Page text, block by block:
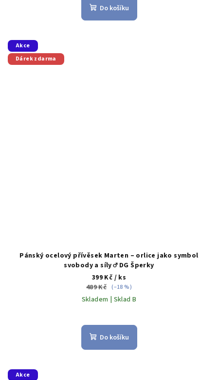
Do košíku
Akce
Dárek zdarma
Pánský ocelový přívěsek Marten – orlice jako symbol
svobody a síly ♂️ DG Šperky
399 Kč / ks
489 Kč (–18 %)
Skladem | Sklad B
Do košíku
Akce